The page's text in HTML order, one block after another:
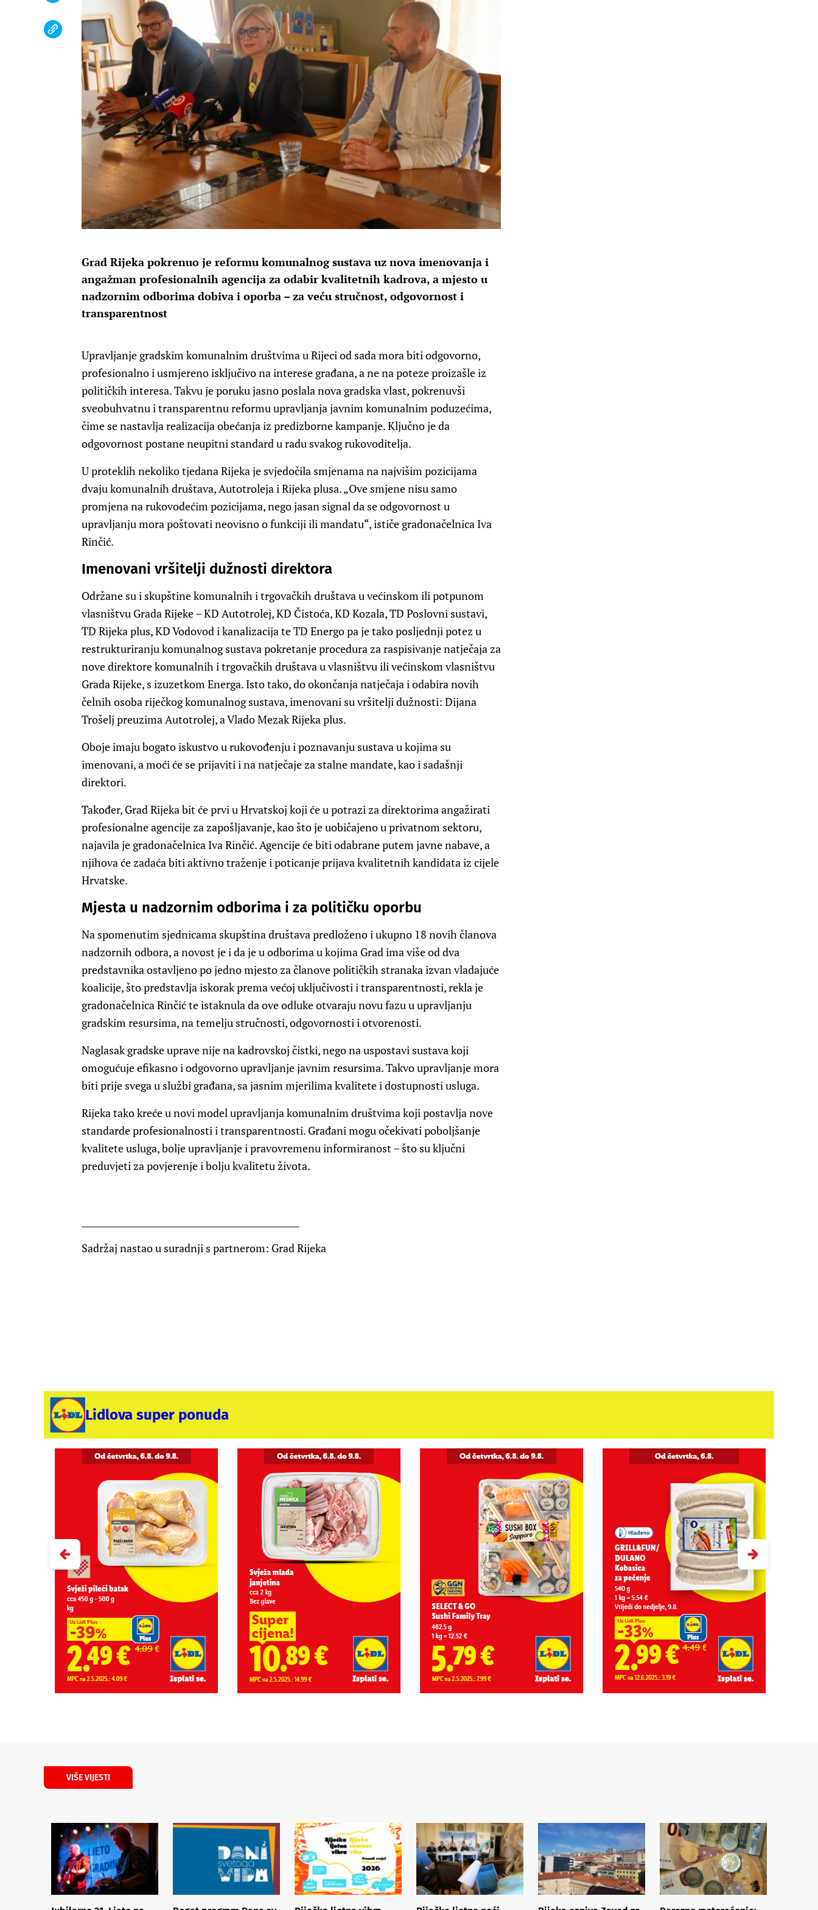
Grad Rijeka pokrenuo je reformu komunalnog sustava uz nova imenovanja i
angažman profesionalnih agencija za odabir kvalitetnih kadrova, a mjesto u
nadzornim odborima dobiva i oporba – za veću stručnost, odgovornost i
transparentnost
Upravljanje gradskim komunalnim društvima u Rijeci od sada mora biti odgovorno,
profesionalno i usmjereno isključivo na interese građana, a ne na poteze proizašle iz
političkih interesa. Takvu je poruku jasno poslala nova gradska vlast, pokrenuvši
sveobuhvatnu i transparentnu reformu upravljanja javnim komunalnim poduzećima,
čime se nastavlja realizacija obećanja iz predizborne kampanje. Ključno je da
odgovornost postane neupitni standard u radu svakog rukovoditelja.
U proteklih nekoliko tjedana Rijeka je svjedočila smjenama na najvišim pozicijama
dvaju komunalnih društava, Autotroleja i Rijeka plusa. „Ove smjene nisu samo
promjena na rukovodećim pozicijama, nego jasan signal da se odgovornost u
upravljanju mora poštovati neovisno o funkciji ili mandatu“, ističe gradonačelnica Iva
Rinčić.
Imenovani vršitelji dužnosti direktora
Održane su i skupštine komunalnih i trgovačkih društava u većinskom ili potpunom
vlasništvu Grada Rijeke – KD Autotrolej, KD Čistoća, KD Kozala, TD Poslovni sustavi,
TD Rijeka plus, KD Vodovod i kanalizacija te TD Energo pa je tako posljednji potez u
restrukturiranju komunalnog sustava pokretanje procedura za raspisivanje natječaja za
nove direktore komunalnih i trgovačkih društava u vlasništvu ili većinskom vlasništvu
Grada Rijeke, s izuzetkom Energa. Isto tako, do okončanja natječaja i odabira novih
čelnih osoba riječkog komunalnog sustava, imenovani su vršitelji dužnosti: Dijana
Trošelj preuzima Autotrolej, a Vlado Mezak Rijeka plus.
Oboje imaju bogato iskustvo u rukovođenju i poznavanju sustava u kojima su
imenovani, a moći će se prijaviti i na natječaje za stalne mandate, kao i sadašnji
direktori.
Također, Grad Rijeka bit će prvi u Hrvatskoj koji će u potrazi za direktorima angažirati
profesionalne agencije za zapošljavanje, kao što je uobičajeno u privatnom sektoru,
najavila je gradonačelnica Iva Rinčić. Agencije će biti odabrane putem javne nabave, a
njihova će zadaća biti aktivno traženje i poticanje prijava kvalitetnih kandidata iz cijele
Hrvatske.
Mjesta u nadzornim odborima i za političku oporbu
Na spomenutim sjednicama skupština društava predloženo i ukupno 18 novih članova
nadzornih odbora, a novost je i da je u odborima u kojima Grad ima više od dva
predstavnika ostavljeno po jedno mjesto za članove političkih stranaka izvan vladajuće
koalicije, što predstavlja iskorak prema većoj uključivosti i transparentnosti, rekla je
gradonačelnica Rinčić te istaknula da ove odluke otvaraju novu fazu u upravljanju
gradskim resursima, na temelju stručnosti, odgovornosti i otvorenosti.
Naglasak gradske uprave nije na kadrovskoj čistki, nego na uspostavi sustava koji
omogućuje efikasno i odgovorno upravljanje javnim resursima. Takvo upravljanje mora
biti prije svega u službi građana, sa jasnim mjerilima kvalitete i dostupnosti usluga.
Rijeka tako kreće u novi model upravljanja komunalnim društvima koji postavlja nove
standarde profesionalnosti i transparentnosti. Građani mogu očekivati poboljšanje
kvalitete usluga, bolje upravljanje i pravovremenu informiranost – što su ključni
preduvjeti za povjerenje i bolju kvalitetu života.
Sadržaj nastao u suradnji s partnerom: Grad Rijeka
Lidlova super ponuda
VIŠE VIJESTI